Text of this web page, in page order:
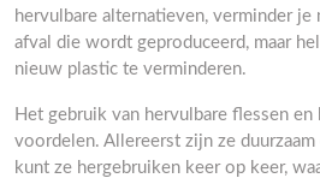
hervulbare alternatieven, verminder
afval die wordt geproduceerd, maar
nieuw plastic te verminderen.
Het gebruik van hervulbare flessen
voordelen. Allereerst zijn ze duurzaam
kunt ze hergebruiken keer op keer,